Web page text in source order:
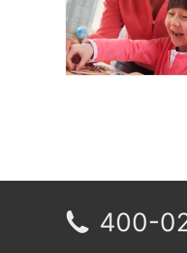
 400-